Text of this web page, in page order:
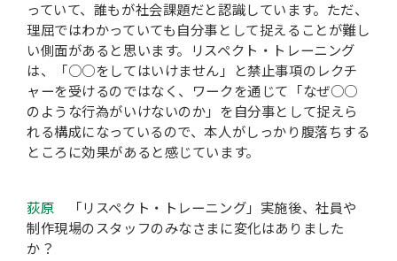
っていて、誰もが社会課題だと認識しています。ただ、
理屈ではわかっていても自分事として捉えることが難し
い側面があると思います。リスペクト・トレーニング
は、「○○をしてはいけません」と禁止事項のレクチ
ャーを受けるのではなく、ワークを通じて「なぜ○○
のような行為がいけないのか」を自分事として捉えら
れる構成になっているので、本人がしっかり腹落ちする
ところに効果があると感じています。
荻原 「リスペクト・トレーニング」実施後、社員や
制作現場のスタッフのみなさまに変化はありました
か？